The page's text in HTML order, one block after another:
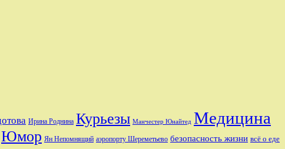
Ирина Роднина Курьезы Манчестер Юнайтед Медицина
Юмор Ян Непомнящий аэропорту Шереметьево безопасность жизни всё о еде